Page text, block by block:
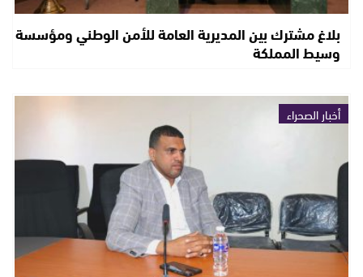
بلاغ مشترك بين المديرية العامة للأمن الوطني ومؤسسة
وسيط المملكة
أخبار الصحراء